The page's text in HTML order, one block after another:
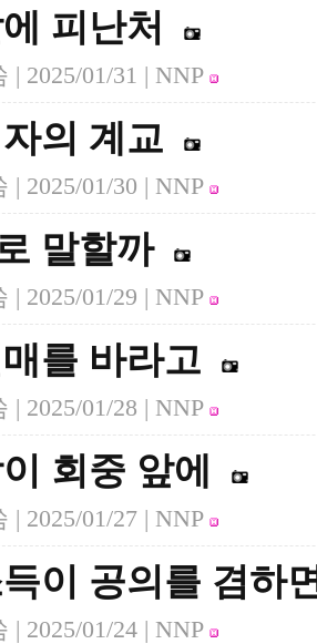
피난처
| 2025/01/31 | NNP
의 계교
| 2025/01/30 | NNP
말할까
| 2025/01/29 | NNP
를 바라고
| 2025/01/28 | NNP
회중 앞에
| 2025/01/27 | NNP
이 공의를 겸하
| 2025/01/24 | NNP